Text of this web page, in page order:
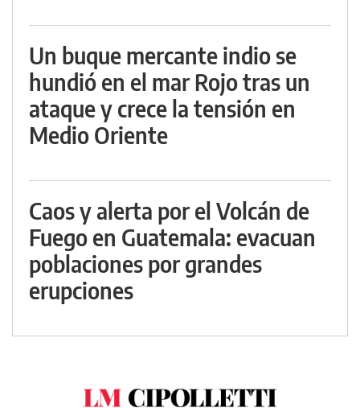
Un buque mercante indio se
hundió en el mar Rojo tras un
ataque y crece la tensión en
Medio Oriente
Caos y alerta por el Volcán de
Fuego en Guatemala: evacuan
poblaciones por grandes
erupciones